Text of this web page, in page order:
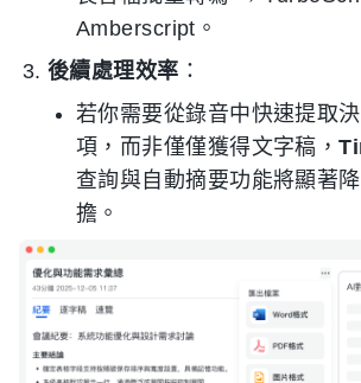
Amberscript。
後續處理效率 ：
若你需要從錄音中快速提取
項，而非僅僅獲得文字稿，
查詢與自動摘要功能將顯著
擔。